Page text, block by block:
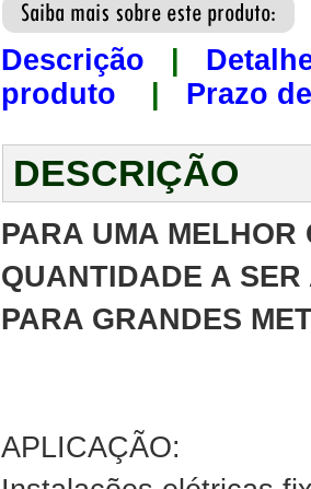
Descrição
produto
Prazo
DESCRIÇÃO
PARA UMA MELHOR
QUANTIDADE A
PARA GRANDES
APLICAÇÃO: